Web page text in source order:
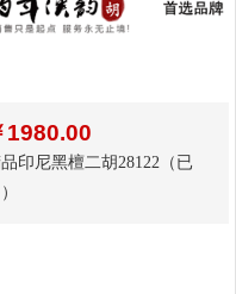
1980.00
印尼黑檀二胡28122（已